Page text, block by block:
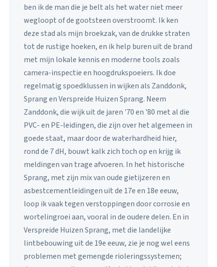
ben ik de man die je belt als het water niet meer
wegloopt of de gootsteen overstroomt. Ik ken
deze stad als mijn broekzak, van de drukke straten
tot de rustige hoeken, en ik help buren uit de brand
met mijn lokale kennis en moderne tools zoals
camera-inspectie en hoogdrukspoeiers. Ik doe
regelmatig spoedklussen in wijken als Zanddonk,
Sprang en Verspreide Huizen Sprang. Neem
Zanddonk, die wijk uit de jaren '70 en '80 met al die
PVC- en PE-leidingen, die zijn over het algemeen in
goede staat, maar door de waterhardheid hier,
rond de 7 dH, bouwt kalk zich toch op en krijg ik
meldingen van trage afvoeren. In het historische
Sprang, met zijn mix van oude gietijzeren en
asbestcementleidingen uit de 17e en 18e eeuw,
loop ik vaak tegen verstoppingen door corrosie en
wortelingroei aan, vooral in de oudere delen. En in
Verspreide Huizen Sprang, met die landelijke
lintbebouwing uit de 19e eeuw, zie je nog wel eens
problemen met gemengde rioleringssystemen;